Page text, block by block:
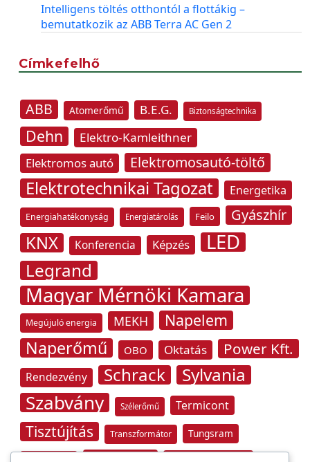
Intelligens töltés otthontól a flottákig –
bemutatkozik az ABB Terra AC Gen 2
Címkefelhő
ABB Atomerőmű B.E.G. Biztonságtechnika
Dehn
Elektro-Kamleithner
Elektromos autó
Elektromosautó-töltő
Elektrotechnikai Tagozat Energetika
Energiahatékonyság Energiatárolás Feilo Gyászhír
KNX Konferencia Képzés LED
Legrand
Magyar Mérnöki Kamara
Megújuló energia MEKH Napelem
Naperőmű OBO Oktatás Power Kft.
Rendezvény Schrack Sylvania
Szabvány Szélerőmű Termicont
Tisztújítás Transzformátor Tungsram